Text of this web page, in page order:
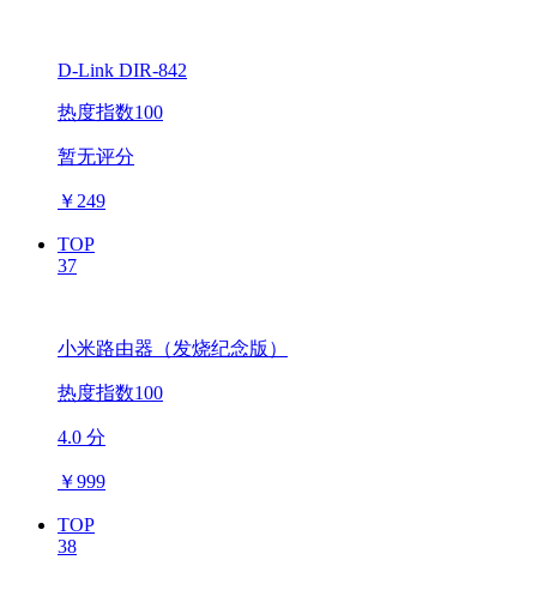
D-Link DIR-842
热度指数100
暂无评分
￥ 249
TOP
37
小米路由器（发烧纪念版）
热度指数100
4.0 分
￥999
TOP
38